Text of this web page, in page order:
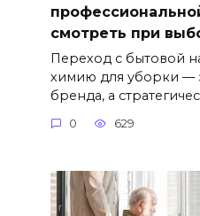
смотреть при
Переход с бытовой
химию для уборки —
бренда, а
0 629